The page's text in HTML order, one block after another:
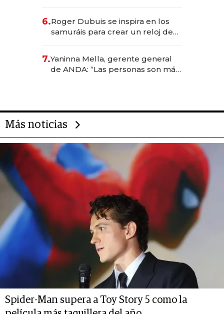
6.Roger Dubuis se inspira en los
samuráis para crear un reloj de
7.Yaninna Mella, gerente general
de ANDA: “Las personas son más
Más noticias
Spider-Man supera a Toy Story 5 como la